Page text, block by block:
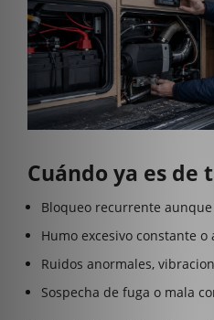
Cuándo ya es de
Bloqueo recurrente
Humo excesivo constante o
Ruidos anormales,
Sospecha de fuga o mala